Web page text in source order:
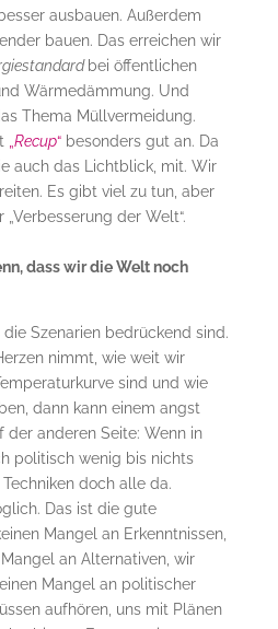
ausbauen. Außerdem
bauen. Das erreichen wir
bei öffentlichen
Wärmedämmung. Und
Thema Müllvermeidung.
Recup“besonders gut an. Da
auch das Lichtblick, mit. Wir
Es gibt viel zu tun, aber
der Welt“.
dass wir die Welt noch
Szenarien bedrückend sind.
nimmt, wie weit wir
sind und wie
dann kann einem angst
der anderen Seite: Wenn in
politisch wenig bis nichts
doch alle da.
Das ist die gute
Mangel an Erkenntnissen,
an Alternativen, wir
Mangel an politischer
aufhören, uns mit Plänen